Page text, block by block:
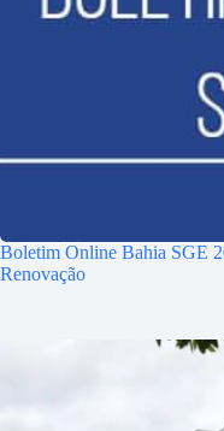
Boletim Online Bahia SGE
Renovação